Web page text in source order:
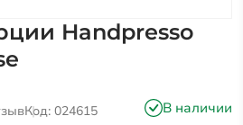
Handpresso
Код: 024615 В наличии